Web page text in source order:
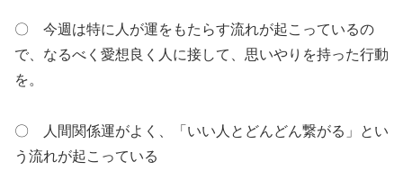
〇 今週は特に人が運をもたらす流れが起こっているの
で、なるべく愛想良く人に接して、思いやりを持った行動
を。
〇 人間関係運がよく、「いい人とどんどん繋がる」とい
う流れが起こっている